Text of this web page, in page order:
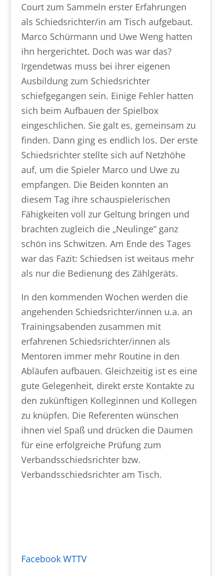
Court zum Sammeln erster Erfahrungen
als Schiedsrichter/in am Tisch aufgebaut.
Marco Schürmann und Uwe Weng hatten
ihn hergerichtet. Doch was war das?
Irgendetwas muss bei ihrer eigenen
Ausbildung zum Schiedsrichter
schiefgegangen sein. Einige Fehler hatten
sich beim Aufbauen der Spielbox
eingeschlichen. Sie galt es, gemeinsam zu
finden. Dann ging es endlich los. Der erste
Schiedsrichter stellte sich auf Netzhöhe
auf, um die Spieler Marco und Uwe zu
empfangen. Die Beiden konnten an
diesem Tag ihre schauspielerischen
Fähigkeiten voll zur Geltung bringen und
brachten zugleich die „Neulinge“ ganz
schön ins Schwitzen. Am Ende des Tages
war das Fazit: Schiedsen ist weitaus mehr
als nur die Bedienung des Zählgeräts.
In den kommenden Wochen werden die
angehenden Schiedsrichter/innen u.a. an
Trainingsabenden zusammen mit
erfahrenen Schiedsrichter/innen als
Mentoren immer mehr Routine in den
Abläufen aufbauen. Gleichzeitig ist es eine
gute Gelegenheit, direkt erste Kontakte zu
den zukünftigen Kolleginnen und Kollegen
zu knüpfen. Die Referenten wünschen
ihnen viel Spaß und drücken die Daumen
für eine erfolgreiche Prüfung zum
Verbandsschiedsrichter bzw.
Verbandsschiedsrichter am Tisch.
Facebook WTTV